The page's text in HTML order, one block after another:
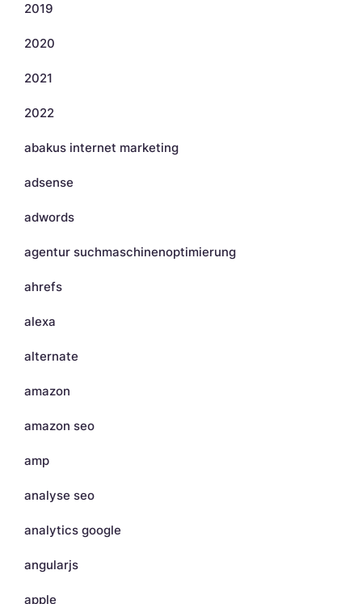
2019
2020
2021
2022
abakus internet marketing
adsense
adwords
agentur suchmaschinenoptimierung
ahrefs
alexa
alternate
amazon
amazon seo
amp
analyse seo
analytics google
angularjs
apple